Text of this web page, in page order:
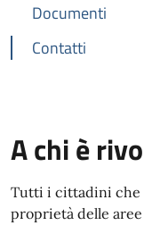
Documenti
Contatti
A chi è
Tutti i cittadini che
proprietà delle